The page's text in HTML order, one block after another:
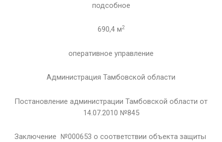
подсобное
690,4 м2
оперативное управление
Администрация Тамбовской области
Постановление администрации Тамбовской области от
14.07.2010 №845
Заключение №000653 о соответствии объекта защиты